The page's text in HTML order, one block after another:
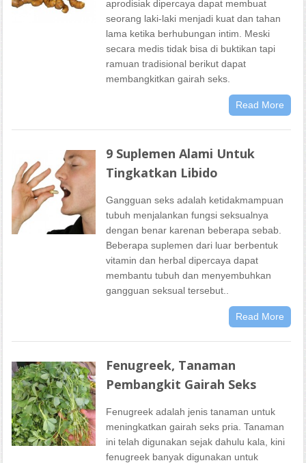
aprodisiak dipercaya dapat membuat
seorang laki-laki menjadi kuat dan tahan
lama ketika berhubungan intim. Meski
secara medis tidak bisa di buktikan tapi
ramuan tradisional berikut dapat
membangkitkan gairah seks.
Read More
9 Suplemen Alami Untuk
Tingkatkan Libido
Gangguan seks adalah ketidakmampuan
tubuh menjalankan fungsi seksualnya
dengan benar karenan beberapa sebab.
Beberapa suplemen dari luar berbentuk
vitamin dan herbal dipercaya dapat
membantu tubuh dan menyembuhkan
gangguan seksual tersebut..
Read More
Fenugreek, Tanaman
Pembangkit Gairah Seks
Fenugreek adalah jenis tanaman untuk
meningkatkan gairah seks pria. Tanaman
ini telah digunakan sejak dahulu kala, kini
fenugreek banyak digunakan untuk